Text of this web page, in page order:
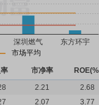
市场平均
市净率
2.21
2.68
2.07
3.77